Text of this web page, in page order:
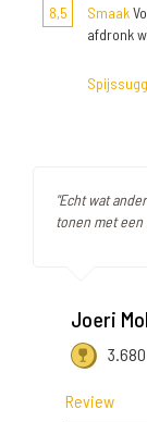
8,5 Smaak
afdronk
"Echt wat
tonen met
Joeri Mol
3.680
Review